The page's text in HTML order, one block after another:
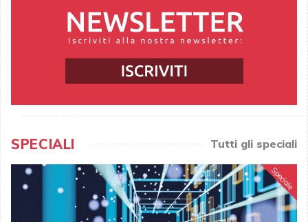
SPECIALI Tutti gli speciali
Speciale